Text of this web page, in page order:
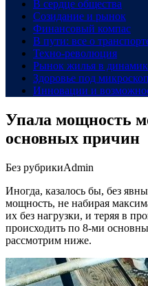
В сердце общества
Созидание и рынок
Финансовый компас
В пути: все о
Техно-революция
Рынок жилья в
Здоровье под
Инновации и
Упала мощность
основных причин
Без рубрикиAdmin
Иногда, казалось бы, без
мощность, не набирая
их без нагрузки, и теряя в
происходить по 8-ми
рассмотрим ниже.